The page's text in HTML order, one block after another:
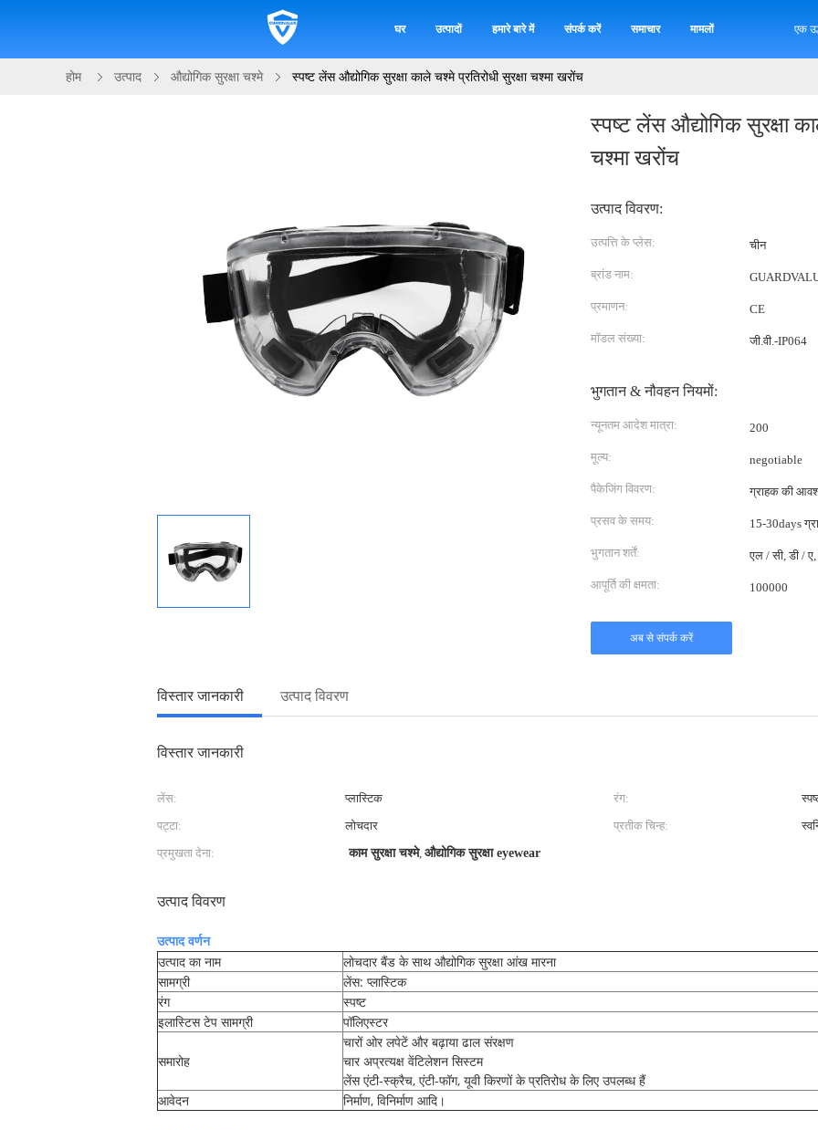
घर उत्पादों हमारे बारे में संपर्क करें समाचार मामलों एक
होम उत्पाद औद्योगिक सुरक्षा चश्मे स्पष्ट लेंस औद्योगिक सुरक्षा काले चश्मे प्रतिरोधी सुरक्षा चश्मा खरोंच
स्पष्ट लेंस औद्योगिक सुरक्षा
चश्मा खरोंच
उत्पाद विवरण:
उत्पत्ति के प्लेस: चीन
ब्रांड नाम:
प्रमाणन: CE
मॉडल संख्या: जी.वी.-IP064
भुगतान & नौवहन नियमों:
न्यूनतम आदेश मात्रा: 200
मूल्य: negotiable
पैकेजिंग विवरण: ग्राहक की
प्रसव के समय: 15-30days
भुगतान शर्तें: एल / सी, डी / ए,
आपूर्ति की क्षमता: 100000
अब से संपर्क करें
विस्तार जानकारी उत्पाद विवरण
विस्तार जानकारी
लेंस: प्लास्टिक रंग:
पट्टा:
लोचदार प्रतीक चिन्ह:
प्रमुखता देना:
काम सुरक्षा चश्मे, औद्योगिक सुरक्षा eyewear
उत्पाद विवरण
उत्पाद वर्णन
उत्पाद का नाम
लोचदार बैंड के साथ औद्योगिक सुरक्षा आंख मारना
सामग्री
लेंस: प्लास्टिक
रंग
स्पष्ट
इलास्टिस टेप सामग्री
पॉलिएस्टर
समारोह
चारों ओर लपेटें और बढ़ाया ढाल संरक्षण
चार अप्रत्यक्ष वेंटिलेशन सिस्टम
लेंस एंटी-स्क्रैच, एंटी-फॉग, यूवी किरणों के प्रतिरोध के लिए उपलब्ध हैं
आवेदन
निर्माण, विनिर्माण आदि।